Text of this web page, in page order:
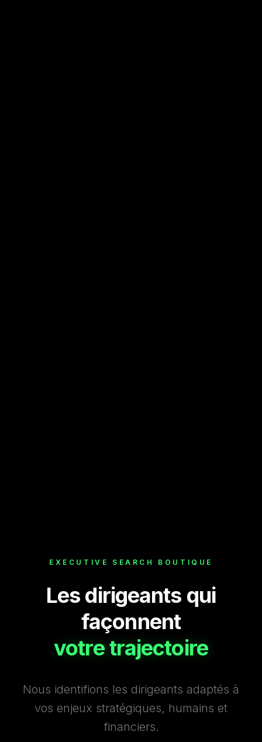
EXECUTIVE SEARCH BOUTIQUE
Les dirigeants qui
façonnent
votre trajectoire
Nous identifions les dirigeants adaptés à
vos enjeux stratégiques, humains et
financiers.